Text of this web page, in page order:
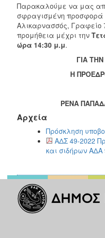
Παρακαλούμε να μας
σφραγισμένη προσφορά
Αλικαρνασσός, Γραφείο
προμήθεια μέχρι την
ώρα 14:30 μ.μ.
ΓΙΑ
Η
ΡΕΝΑ
Αρχεία
Πρόσκληση
ΑΔΣ 49-2022
και σιδήρων